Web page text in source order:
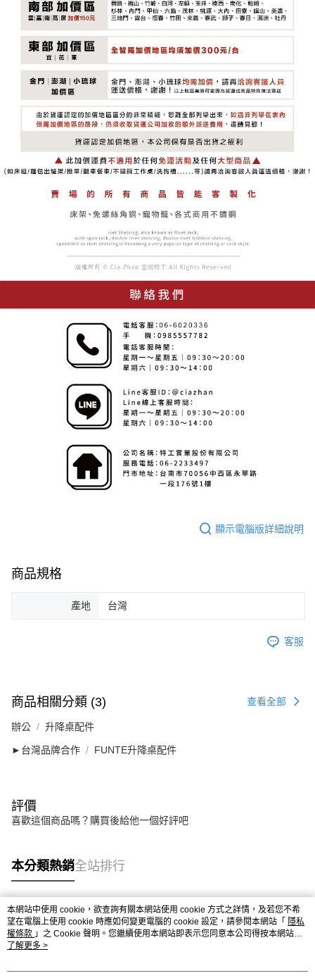
顯示電腦版詳細說明
商品規格
產地 台灣
客服
商品相關分類 (3) 查看全部
辦公 升降桌配件
►台灣品牌合作 FUNTE升降桌配件
評價
喜歡這個商品嗎？購買後給他一個好評吧
本分類熱銷全站排行
熱門標籤
本網站中使用 cookie，欲查詢有關本網站使用 cookie 方式之詳情，及若您不希
望在電腦上使用 cookie 時應如何變更電腦的 cookie 設定，請參閱本網站「 隱私
權條款 」之 Cookie 聲明。您繼續使用本網站即表示您同意本公司得按本網站使
用條款之 Cookie 聲明使用 cookie。
了解更多 >